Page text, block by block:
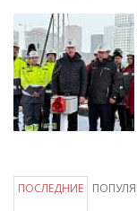
ПОСЛЕДНИЕ